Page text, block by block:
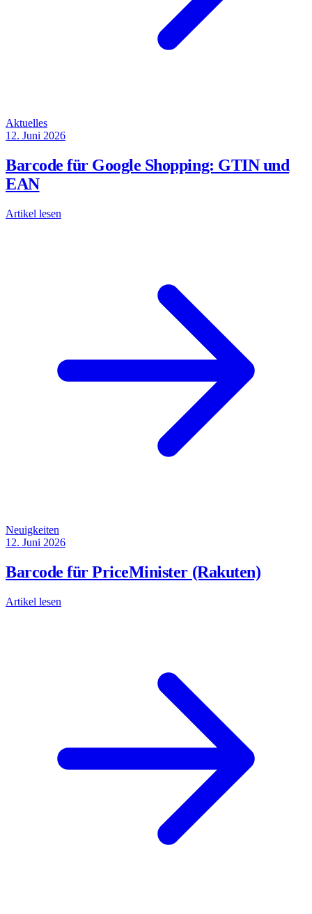
Aktuelles
12. Juni 2026
Barcode für Google Shopping: GTIN und
EAN
Artikel lesen
Neuigkeiten
12. Juni 2026
Barcode für PriceMinister (Rakuten)
Artikel lesen